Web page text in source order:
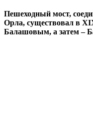
Пешеходный мост,
Орла, существовал в
Балашовым, а затем –